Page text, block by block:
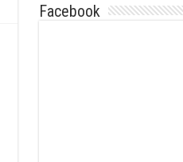
Facebook